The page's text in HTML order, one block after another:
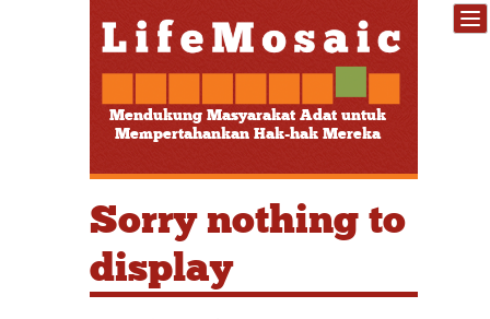
Mendukung Masyarakat Adat untuk
Mempertahankan Hak-hak Mereka
Sorry nothing to
display